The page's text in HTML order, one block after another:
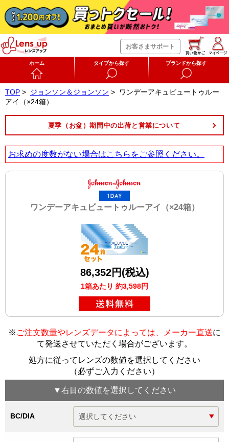
お客さまサポート
ホーム タイプから探す ブランドから探す
TOP > ジョンソン＆ジョンソン > ワンデーアキュビュートゥルー
アイ（×24箱）
夏季（お盆）期間中の出荷と営業について
お求めの度数がない場合はこちら をご参照ください。
ワンデーアキュビュートゥルーアイ（×24箱）
86,352円(税込)
1箱あたり 約3,598円
※ ご注文数量やレンズデータによっては、メーカー直送に
て発送させていただく場合がございます。
処方に従ってレンズの数値を選択してください
（必ずご入力ください）
▼右目 の数値を選択してください
BC/DIA